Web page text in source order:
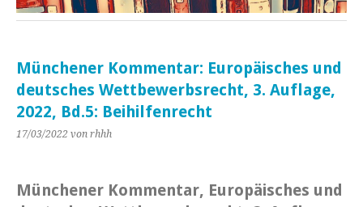
Münchener Kommentar: Europäisches und
deutsches Wettbewerbsrecht, 3. Auflage,
2022, Bd.5: Beihilfenrecht
17/03/2022 von rhhh
Münchener Kommentar, Europäisches und